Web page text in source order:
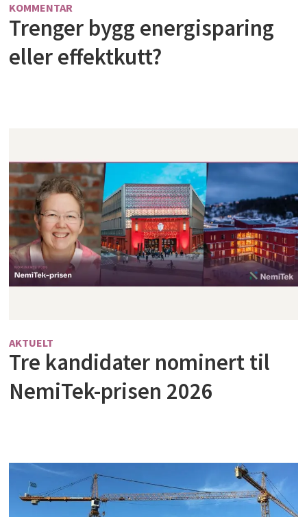
KOMMENTAR
Trenger bygg energisparing
eller effektkutt?
AKTUELT
Tre kandidater nominert til
NemiTek-prisen 2026